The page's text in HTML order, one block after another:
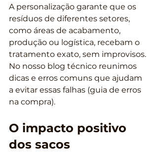
A personalização garante que os
resíduos de diferentes setores,
como áreas de acabamento,
produção ou logística, recebam o
tratamento exato, sem improvisos.
No nosso blog técnico reunimos
dicas e erros comuns que ajudam
a evitar essas falhas (guia de erros
na compra).
O impacto positivo
dos sacos